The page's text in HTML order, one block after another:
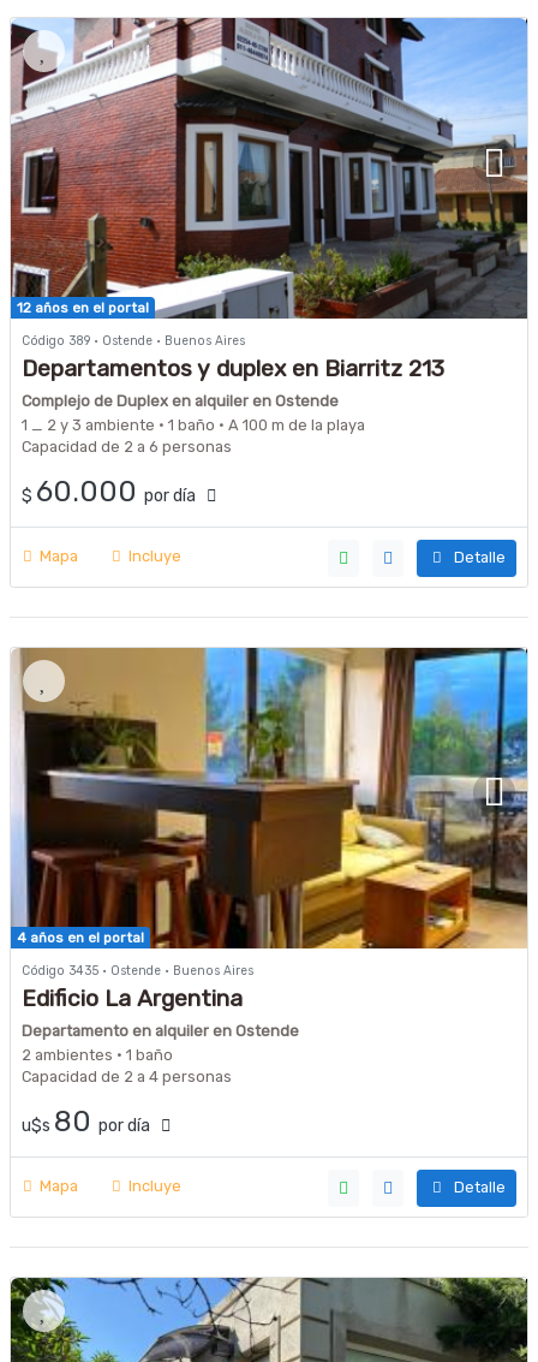
12 años en el portal
Código 389 · Ostende · Buenos Aires
Departamentos y duplex en Biarritz 213
Complejo de Duplex en alquiler en Ostende
1 _ 2 y 3 ambiente · 1 baño · A 100 m de la playa
Capacidad de 2 a 6 personas
$ 60.000 por día
Mapa Incluye Detalle
4 años en el portal
Código 3435 · Ostende · Buenos Aires
Edificio La Argentina
Departamento en alquiler en Ostende
2 ambientes · 1 baño
Capacidad de 2 a 4 personas
u$s 80 por día
Mapa Incluye Detalle